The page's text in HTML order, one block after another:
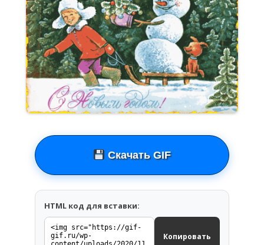
Скачать GIF
HTML код для вставки:
Копировать